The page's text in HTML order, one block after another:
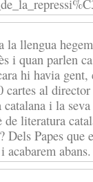
llengua
i quan parlen
hi havia
al
i la
de literatura
Dels Papes
abans.